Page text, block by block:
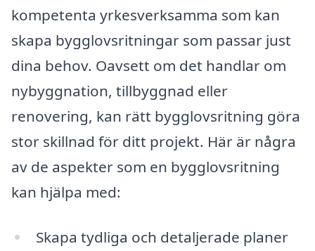
kompetenta yrkesverksamma som kan
skapa bygglovsritningar som passar just
dina behov. Oavsett om det handlar om
nybyggnation, tillbyggnad eller
renovering, kan rätt bygglovsritning göra
stor skillnad för ditt projekt. Här är några
av de aspekter som en bygglovsritning
kan hjälpa med:
Skapa tydliga och detaljerade planer